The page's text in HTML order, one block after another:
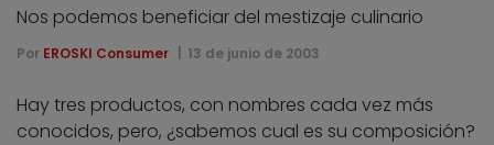
Nos podemos beneficiar del mestizaje culinario
Por EROSKI Consumer 13 de junio de 2003
Hay tres productos, con nombres cada vez más
conocidos, pero, ¿sabemos cual es su composición?